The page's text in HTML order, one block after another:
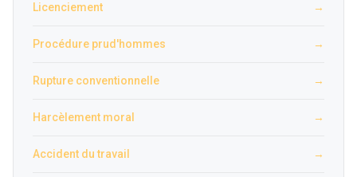
Licenciement →
Procédure prud'hommes →
Rupture conventionnelle →
Harcèlement moral →
Accident du travail →